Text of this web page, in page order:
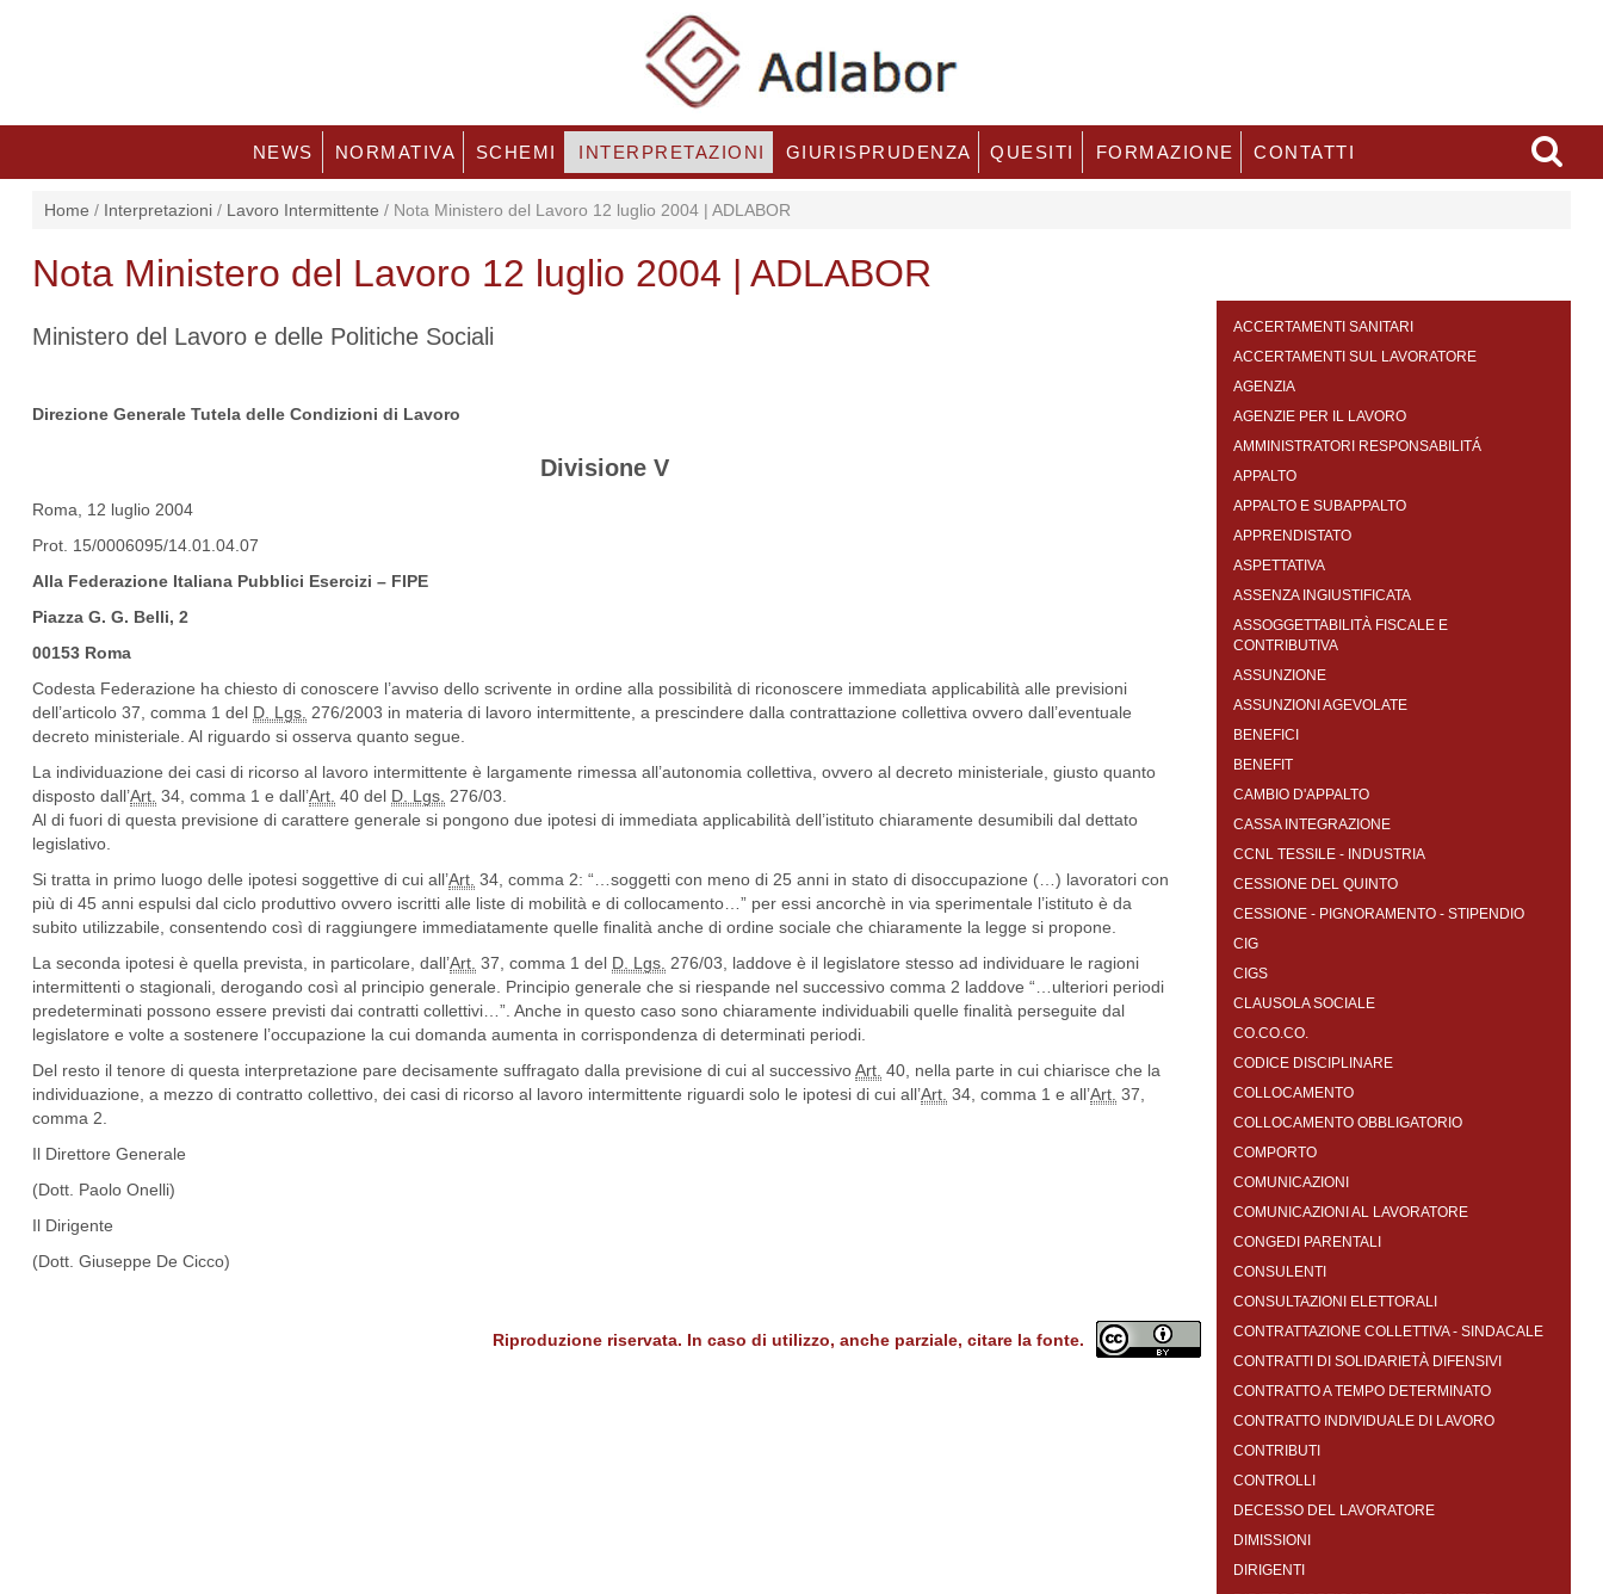
NEWS NORMATIVA SCHEMI INTERPRETAZIONI GIURISPRUDENZA QUESITI FORMAZIONE CONTATTI
Home / Interpretazioni / Lavoro Intermittente / Nota Ministero del Lavoro 12 luglio 2004 | ADLABOR
Nota Ministero del Lavoro 12 luglio 2004 | ADLABOR
Ministero del Lavoro e delle Politiche Sociali
Direzione Generale Tutela delle Condizioni di Lavoro
Divisione V
Roma, 12 luglio 2004
Prot. 15/0006095/14.01.04.07
Alla Federazione Italiana Pubblici Esercizi – FIPE
Piazza G. G. Belli, 2
00153 Roma
Codesta Federazione ha chiesto di conoscere l’avviso dello scrivente in ordine alla possibilità di riconoscere immediata applicabilità alle previsioni
dell’articolo 37, comma 1 del D. Lgs. 276/2003 in materia di lavoro intermittente, a prescindere dalla contrattazione collettiva ovvero dall’eventuale
decreto ministeriale. Al riguardo si osserva quanto segue.
La individuazione dei casi di ricorso al lavoro intermittente è largamente rimessa all’autonomia collettiva, ovvero al decreto ministeriale, giusto quanto
disposto dall’Art. 34, comma 1 e dall’Art. 40 del D. Lgs. 276/03.
Al di fuori di questa previsione di carattere generale si pongono due ipotesi di immediata applicabilità dell’istituto chiaramente desumibili dal dettato
legislativo.
Si tratta in primo luogo delle ipotesi soggettive di cui all’Art. 34, comma 2: “…soggetti con meno di 25 anni in stato di disoccupazione (…) lavoratori con
più di 45 anni espulsi dal ciclo produttivo ovvero iscritti alle liste di mobilità e di collocamento…” per essi ancorchè in via sperimentale l’istituto è da
subito utilizzabile, consentendo così di raggiungere immediatamente quelle finalità anche di ordine sociale che chiaramente la legge si propone.
La seconda ipotesi è quella prevista, in particolare, dall’Art. 37, comma 1 del D. Lgs. 276/03, laddove è il legislatore stesso ad individuare le ragioni
intermittenti o stagionali, derogando così al principio generale. Principio generale che si riespande nel successivo comma 2 laddove “…ulteriori periodi
predeterminati possono essere previsti dai contratti collettivi…”. Anche in questo caso sono chiaramente individuabili quelle finalità perseguite dal
legislatore e volte a sostenere l’occupazione la cui domanda aumenta in corrispondenza di determinati periodi.
Del resto il tenore di questa interpretazione pare decisamente suffragato dalla previsione di cui al successivoArt. 40, nella parte in cui chiarisce che la
individuazione, a mezzo di contratto collettivo, dei casi di ricorso al lavoro intermittente riguardi solo le ipotesi di cui all’Art. 34, comma 1 e all’Art. 37,
comma 2.
Il Direttore Generale
(Dott. Paolo Onelli)
Il Dirigente
(Dott. Giuseppe De Cicco)
Riproduzione riservata. In caso di utilizzo, anche parziale, citare la fonte.
ACCERTAMENTI SANITARI
ACCERTAMENTI SUL LAVORATORE
AGENZIA
AGENZIE PER IL LAVORO
AMMINISTRATORI RESPONSABILITÁ
APPALTO
APPALTO E SUBAPPALTO
APPRENDISTATO
ASPETTATIVA
ASSENZA INGIUSTIFICATA
ASSOGGETTABILITÀ FISCALE E
CONTRIBUTIVA
ASSUNZIONE
ASSUNZIONI AGEVOLATE
BENEFICI
BENEFIT
CAMBIO D'APPALTO
CASSA INTEGRAZIONE
CCNL TESSILE - INDUSTRIA
CESSIONE DEL QUINTO
CESSIONE - PIGNORAMENTO - STIPENDIO
CIG
CIGS
CLAUSOLA SOCIALE
CO.CO.CO.
CODICE DISCIPLINARE
COLLOCAMENTO
COLLOCAMENTO OBBLIGATORIO
COMPORTO
COMUNICAZIONI
COMUNICAZIONI AL LAVORATORE
CONGEDI PARENTALI
CONSULENTI
CONSULTAZIONI ELETTORALI
CONTRATTAZIONE COLLETTIVA - SINDACALE
CONTRATTI DI SOLIDARIETÀ DIFENSIVI
CONTRATTO A TEMPO DETERMINATO
CONTRATTO INDIVIDUALE DI LAVORO
CONTRIBUTI
CONTROLLI
DECESSO DEL LAVORATORE
DIMISSIONI
DIRIGENTI